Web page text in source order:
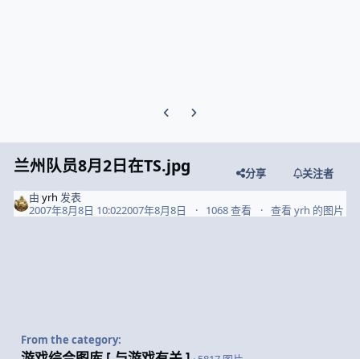
Previous carousel slide
Next carousel slide
兰州队员8月2日在TS.jpg 分享
关注者
由yrh 发表
2007年8月8日 10:022007年8月8日 1068 查看 查看 yrh 的图片
From the category: